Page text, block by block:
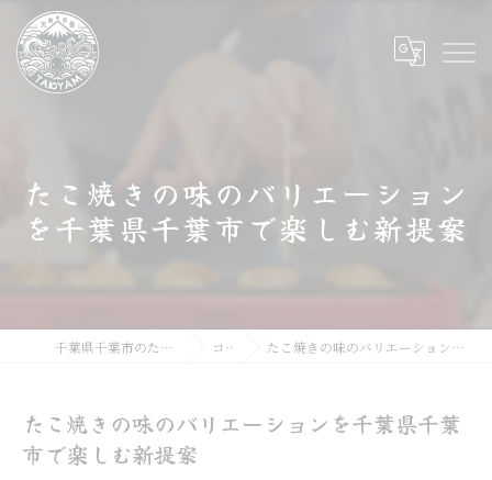
たこ焼きの味のバリエーション
を千葉県千葉市で楽しむ新提案
千葉県千葉市のたこ焼きならたこやま コラム たこ焼きの味のバリエーションを千葉県千葉市で楽しむ新提案
たこ焼きの味のバリエーションを千葉県千葉
市で楽しむ新提案